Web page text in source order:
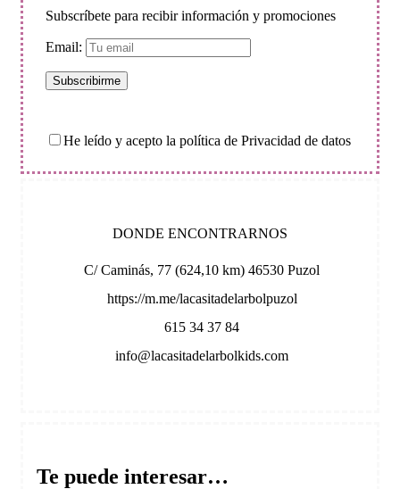
Subscríbete para recibir información y promociones
Email:
He leído y acepto la política de Privacidad de datos
DONDE ENCONTRARNOS
C/ Caminás, 77 (624,10 km) 46530 Puzol
https://m.me/lacasitadelarbolpuzol
615 34 37 84
info@lacasitadelarbolkids.com
Te puede interesar…